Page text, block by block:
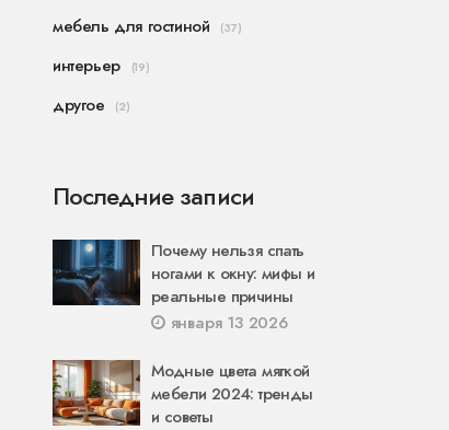
мебель для гостиной (37)
интерьер (19)
другое (2)
Последние записи
Почему нельзя спать
ногами к окну: мифы и
реальные причины
января 13 2026
Модные цвета мягкой
мебели 2024: тренды
и советы